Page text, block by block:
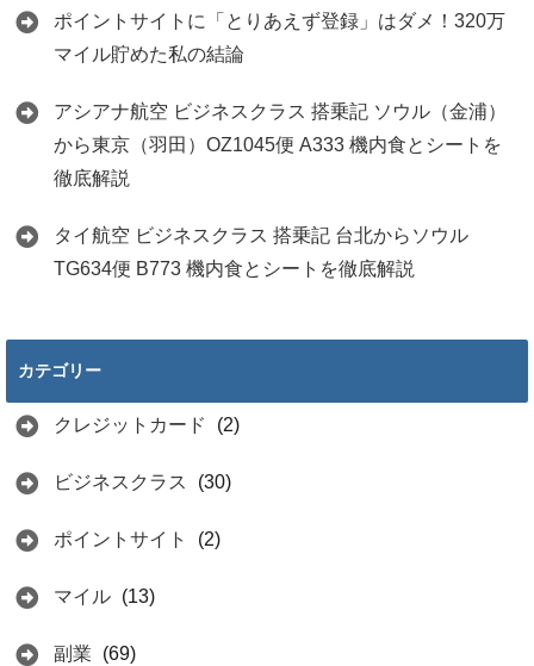
ポイントサイトに「とりあえず登録」はダメ！320万
マイル貯めた私の結論
アシアナ航空 ビジネスクラス 搭乗記 ソウル（金浦）
から東京（羽田）OZ1045便 A333 機内食とシートを
徹底解説
タイ航空 ビジネスクラス 搭乗記 台北からソウル
TG634便 B773 機内食とシートを徹底解説
カテゴリー
クレジットカード (2)
ビジネスクラス (30)
ポイントサイト (2)
マイル (13)
副業 (69)